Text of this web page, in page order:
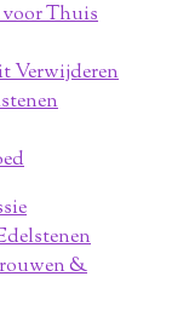
voor Thuis
Verwijderen
&